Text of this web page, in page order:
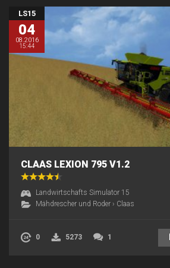
LS15
04
08.2016
15:44
CLAAS LEXION 795 V1.2
Landwirtschafts Simulator 15
Mähdrescher und Roder › Claas
0 5273 1